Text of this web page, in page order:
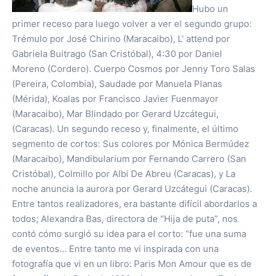
Hubo un
primer receso para luego volver a ver el segundo grupo:
Trémulo por José Chirino (Maracaibo), L’ attend por
Gabriela Buitrago (San Cristóbal), 4:30 por Daniel
Moreno (Cordero). Cuerpo Cosmos por Jenny Toro Salas
(Pereira, Colombia), Saudade por Manuela Planas
(Mérida), Koalas por Francisco Javier Fuenmayor
(Maracaibo), Mar Blindado por Gerard Uzcátegui,
(Caracas). Un segundo receso y, finalmente, el último
segmento de cortos: Sus colores por Mónica Bermúdez
(Maracaibo), Mandibularium por Fernando Carrero (San
Cristóbal), Colmillo por Albi De Abreu (Caracas), y La
noche anuncia la aurora por Gerard Uzcátegui (Caracas).
Entre tantos realizadores, era bastante difícil abordarlos a
todos; Alexandra Bas, directora de “Hija de puta”, nos
contó cómo surgió su idea para el corto: “fue una suma
de eventos… Entre tanto me vi inspirada con una
fotografía que vi en un libro: Paris Mon Amour que es de